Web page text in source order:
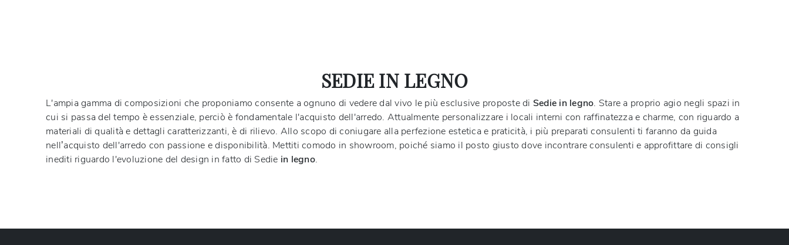
SEDIE IN LEGNO
L'ampia gamma di composizioni che proponiamo consente a ognuno di vedere dal vivo le più esclusive proposte di Sedie in legno. Stare a proprio agio negli spazi in
cui si passa del tempo è essenziale, perciò è fondamentale l'acquisto dell'arredo. Attualmente personalizzare i locali interni con raffinatezza e charme, con riguardo a
materiali di qualità e dettagli caratterizzanti, è di rilievo. Allo scopo di coniugare alla perfezione estetica e praticità, i più preparati consulenti ti faranno da guida
nell’acquisto dell'arredo con passione e disponibilità. Mettiti comodo in showroom, poiché siamo il posto giusto dove incontrare consulenti e approfittare di consigli
inediti riguardo l'evoluzione del design in fatto di Sedie in legno.